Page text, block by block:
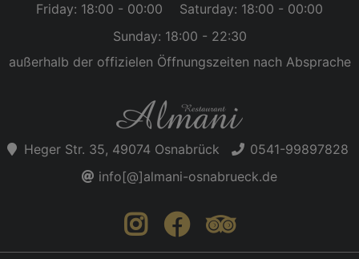
Friday: 18:00 - 00:00
Saturday: 18:00 - 00:00
Sunday: 18:00 - 22:30
außerhalb der offizielen Öffnungszeiten nach Absprache
Heger Str. 35, 49074 Osnabrück
0541-99897828
info[@]almani-osnabrueck.de
instagram
facebook
trip